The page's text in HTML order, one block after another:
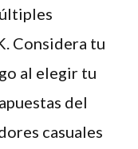
Considera tu
al elegir tu
del
casuales